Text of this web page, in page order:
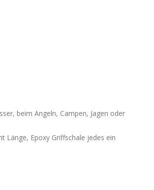
beim Angeln, Campen, Jagen oder
Länge, Epoxy Griffschale jedes ein